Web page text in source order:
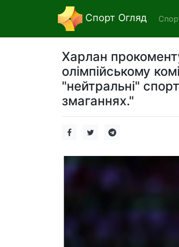
Спорт Огляд
Харлан
олімпійському
"нейтральні"
змаганнях."